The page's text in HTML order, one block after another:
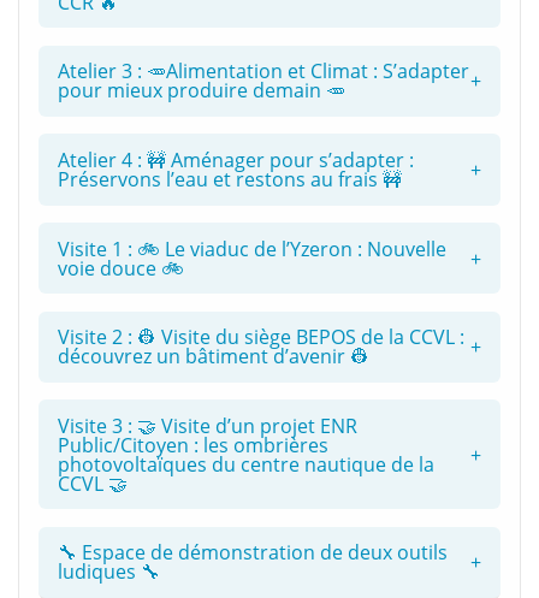
Atelier 3 : 🥕Alimentation et Climat : S’adapter
pour mieux produire demain 🥕
Atelier 4 : 🚧 Aménager pour s’adapter :
Préservons l’eau et restons au frais 🚧
Visite 1 : 🚲 Le viaduc de l’Yzeron : Nouvelle
voie douce 🚲
Visite 2 : 👷 Visite du siège BEPOS de la CCVL :
découvrez un bâtiment d’avenir 👷
Visite 3 : 🤝 Visite d’un projet ENR
Public/Citoyen : les ombrières
photovoltaïques du centre nautique de la
CCVL 🤝
🔧 Espace de démonstration de deux outils
ludiques 🔧